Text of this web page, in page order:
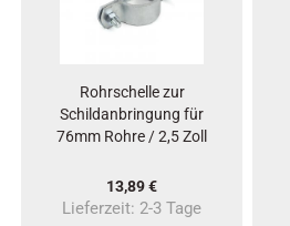
Rohrschelle zur
Schildanbringung für
76mm Rohre / 2,5 Zoll
13,89 €
Lieferzeit: 2-3 Tage